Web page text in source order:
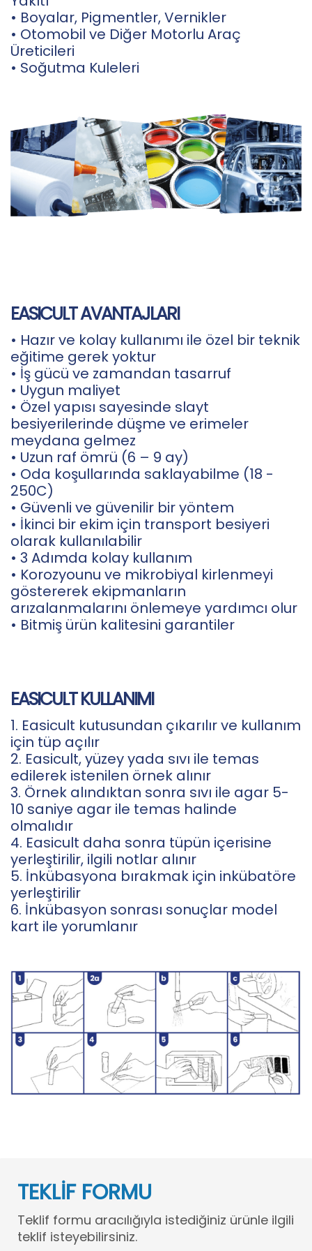
• Boyalar, Pigmentler, Vernikler
• Otomobil ve Diğer Motorlu Araç
Üreticileri
• Soğutma Kuleleri
EASICULT AVANTAJLARI
• Hazır ve kolay kullanımı ile özel bir teknik
eğitime gerek yoktur
• İş gücü ve zamandan tasarruf
• Uygun maliyet
• Özel yapısı sayesinde slayt
besiyerilerinde düşme ve erimeler
meydana gelmez
• Uzun raf ömrü (6 – 9 ay)
• Oda koşullarında saklayabilme (18 -
250C)
• Güvenli ve güvenilir bir yöntem
• İkinci bir ekim için transport besiyeri
olarak kullanılabilir
• 3 Adımda kolay kullanım
• Korozyounu ve mikrobiyal kirlenmeyi
göstererek ekipmanların
arızalanmalarını önlemeye yardımcı olur
• Bitmiş ürün kalitesini garantiler
EASICULT KULLANIMI
1. Easicult kutusundan çıkarılır ve kullanım
için tüp açılır
2. Easicult, yüzey yada sıvı ile temas
edilerek istenilen örnek alınır
3. Örnek alındıktan sonra sıvı ile agar 5-
10 saniye agar ile temas halinde
olmalıdır
4. Easicult daha sonra tüpün içerisine
yerleştirilir, ilgili notlar alınır
5. İnkübasyona bırakmak için inkübatöre
yerleştirilir
6. İnkübasyon sonrası sonuçlar model
kart ile yorumlanır
TEKLİF FORMU
Teklif formu aracılığıyla istediğiniz ürünle ilgili
teklif isteyebilirsiniz.